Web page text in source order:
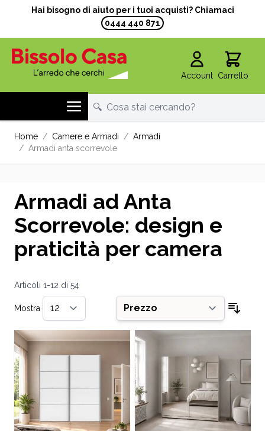
Hai bisogno di aiuto per i tuoi acquisti? Chiamaci
0444 440 871
Account Carrello
Home / Camere e Armadi / Armadi
/ Armadi anta scorrevole
Armadi ad Anta
Scorrevole: design e
praticità per camera
Articoli 1-12 di 54
Mostra
per pagina